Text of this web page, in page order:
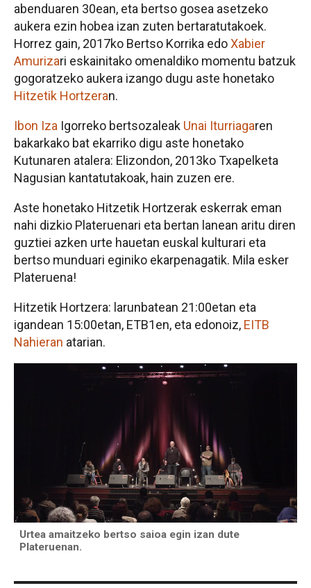
abenduaren 30ean, eta bertso gosea asetzeko
aukera ezin hobea izan zuten bertaratutakoek.
Horrez gain, 2017ko Bertso Korrika edoXabier
Amurizari eskainitako omenaldiko momentu batzuk
gogoratzeko aukera izango dugu aste honetako
Hitzetik Hortzeran.
Ibon Iza Igorreko bertsozaleak Unai Iturriagaren
bakarkako bat ekarriko digu aste honetako
Kutunaren atalera: Elizondon, 2013ko Txapelketa
Nagusian kantatutakoak, hain zuzen ere.
Aste honetako Hitzetik Hortzerak eskerrak eman
nahi dizkio Plateruenari eta bertan lanean aritu diren
guztiei azken urte hauetan euskal kulturari eta
bertso munduari eginiko ekarpenagatik. Mila esker
Plateruena!
Hitzetik Hortzera: larunbatean 21:00etan eta
igandean 15:00etan, ETB1en, eta edonoiz, EITB
Nahieran atarian.
Urtea amaitzeko bertso saioa egin izan dute
Plateruenan.